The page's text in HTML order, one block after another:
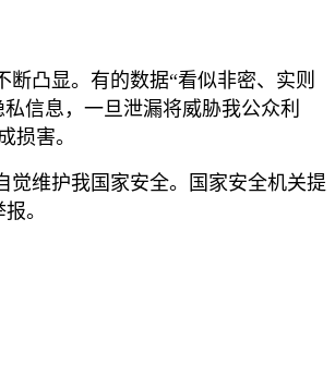
凸显。有的数据“看似非密、实则
信息，一旦泄漏将威胁我公众利
损害。
觉维护我国家安全。国家安全机关提
。